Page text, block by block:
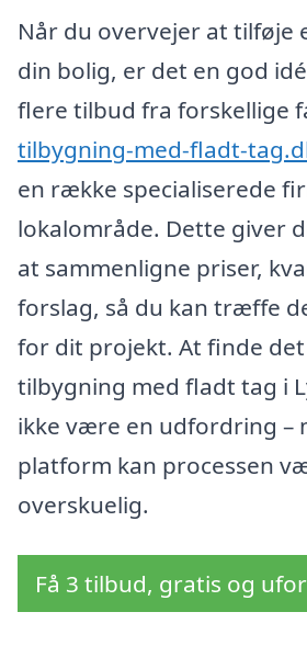
Når du overvejer at tilføje
din bolig, er det en god
flere tilbud fra forskellige
tilbygning-med-fladt-
en række specialiserede
lokalområde. Dette giver
at sammenligne priser,
forslag, så du kan træffe
for dit projekt. At finde
tilbygning med fladt tag i
ikke være en udfordring –
platform kan processen
overskuelig.
Få 3 tilbud, gratis og